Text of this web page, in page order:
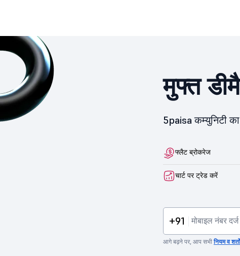
मुफ्त
5paisa कम्युनिटी
फ्लैट ब्रोकरेज
चार्ट पर ट्रेड करें
+91
आगे बढ़ने पर, आप सभीनियम व